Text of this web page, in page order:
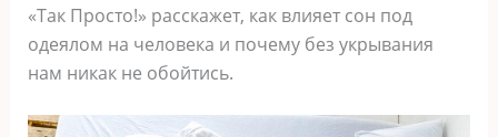
«Так Просто!» расскажет, как влияет сон под
одеялом на человека и почему без укрывания
нам никак не обойтись.